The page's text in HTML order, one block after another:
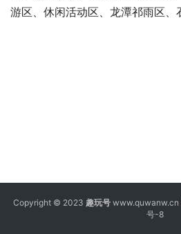
游区、休闲活动区、龙潭祁雨区、
Copyright © 2023 趣玩号www.quwanw.cn
号-8